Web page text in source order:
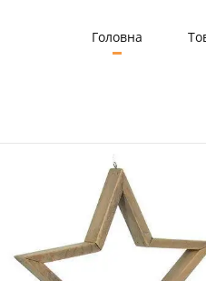
Головна